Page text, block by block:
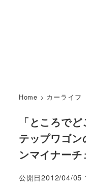
Home > カーライフ
「ところで
テップワゴ
ンマイナーチ
公開日2012/04/05